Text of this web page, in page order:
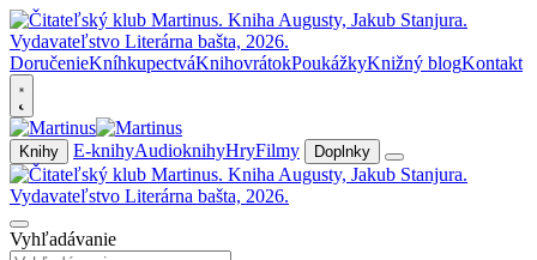
DoručenieKníhkupectváKnihovrátokPoukážkyKnižný blogKontakt
Knihy E-knihyAudioknihyHryFilmy Doplnky
Vyhľadávanie